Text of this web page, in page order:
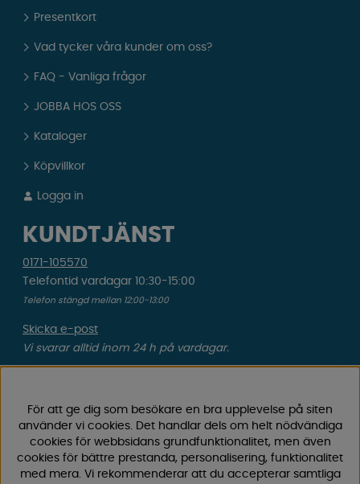
Presentkort
Vad tycker våra kunder om oss?
FAQ - Vanliga frågor
JOBBA HOS OSS
Kataloger
Köpvillkor
Logga in
KUNDTJÄNST
0171-105570
Telefontid vardagar 10:30-15:00
Telefon stängd mellan 12:00-13:00
Skicka e-post
Vi svarar alltid inom 24 h på vardagar.
Gäller ångrat köp & felbeställning.
Registrera din reklamation
Gäller defekt vara, transportskada etc.
För att ge dig som besökare en bra upplevelse på siten
använder vi cookies. Det handlar dels om helt nödvändiga
cookies för webbsidans grundfunktionalitet, men även
cookies för bättre prestanda, personalisering, funktionalitet
med mera. Vi rekommenderar att du accepterar samtliga